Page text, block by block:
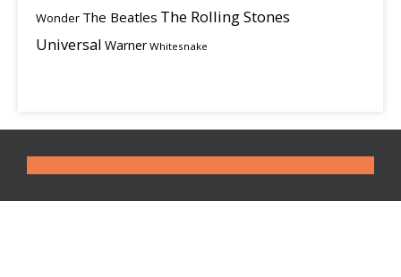
Wonder The Beatles The Rolling Stones
Universal Warner Whitesnake